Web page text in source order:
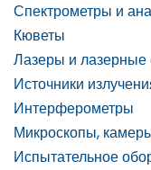
Спектрометры и
Кюветы
Лазеры и лазерные
Источники
Интерферометры
Микроскопы,
Испытательное